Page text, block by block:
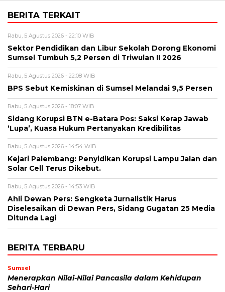
BERITA TERKAIT
Rabu, 5 Agustus 2026 - 22:10 WIB
Sektor Pendidikan dan Libur Sekolah Dorong Ekonomi
Sumsel Tumbuh 5,2 Persen di Triwulan II 2026
Rabu, 5 Agustus 2026 - 22:08 WIB
BPS Sebut Kemiskinan di Sumsel Melandai 9,5 Persen
Rabu, 5 Agustus 2026 - 18:07 WIB
Sidang Korupsi BTN e-Batara Pos: Saksi Kerap Jawab
‘Lupa’, Kuasa Hukum Pertanyakan Kredibilitas
Rabu, 5 Agustus 2026 - 14:54 WIB
Kejari Palembang: Penyidikan Korupsi Lampu Jalan dan
Solar Cell Terus Dikebut.
Rabu, 5 Agustus 2026 - 14:53 WIB
Ahli Dewan Pers: Sengketa Jurnalistik Harus
Diselesaikan di Dewan Pers, Sidang Gugatan 25 Media
Ditunda Lagi
BERITA TERBARU
Sumsel
Menerapkan Nilai-Nilai Pancasila dalam Kehidupan
Sehari-Hari